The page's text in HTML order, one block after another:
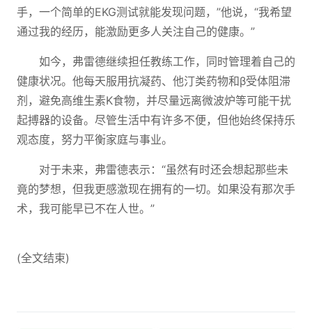
手，一个简单的EKG测试就能发现问题，”他说，“我希望
通过我的经历，能激励更多人关注自己的健康。”
如今，弗雷德继续担任教练工作，同时管理着自己的
健康状况。他每天服用抗凝药、他汀类药物和β受体阻滞
剂，避免高维生素K食物，并尽量远离微波炉等可能干扰
起搏器的设备。尽管生活中有许多不便，但他始终保持乐
观态度，努力平衡家庭与事业。
对于未来，弗雷德表示：“虽然有时还会想起那些未
竟的梦想，但我更感激现在拥有的一切。如果没有那次手
术，我可能早已不在人世。”
(全文结束)